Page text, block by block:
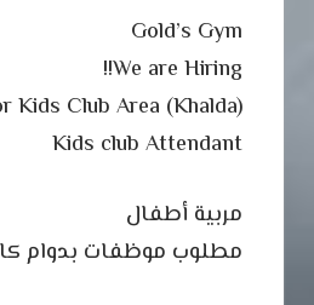
Gold’s Gym
We are Hiring!!
Kids Club Area (Khalda)
Kids club Attendant
مربية أطفال
مطلوب موظفات بدوام